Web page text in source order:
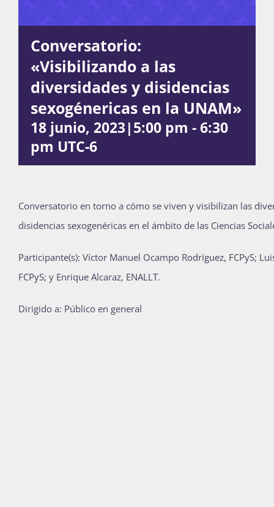
Actividades
La Boletina
Conversatorio:
«Visibilizando a las
diversidades y disidencias
sexogénericas en la UNAM»
18 junio, 2023|5:00 pm -6:30
pm UTC-6
Conversatorio en torno a cómo se viven y visibilizan las
disidencias sexogenéricas en el ámbito de las Ciencias
Participante(s): Víctor Manuel Ocampo Rodríguez, FCPyS;
FCPyS; y Enrique Alcaraz, ENALLT.
Dirigido a: Público en general